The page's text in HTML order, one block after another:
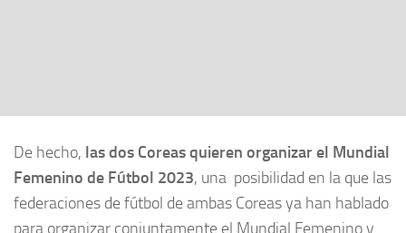
De hecho, las dos Coreas quieren organizar el Mundial
Femenino de Fútbol 2023, una posibilidad en la que las
federaciones de fútbol de ambas Coreas ya han hablado
para organizar conjuntamente el Mundial Femenino y